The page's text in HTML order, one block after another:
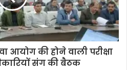
आयोग की होने वाली परीक्षा
संग की बैठक